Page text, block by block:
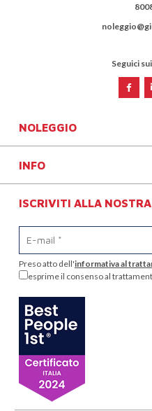
Seguici
NOLEGGIO
INFO
ISCRIVITI ALLA
Preso atto dell'informativa al
esprime il consenso al